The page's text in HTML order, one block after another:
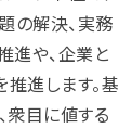
の解決、実務
進や、企業と
進します。基
衆目に値する